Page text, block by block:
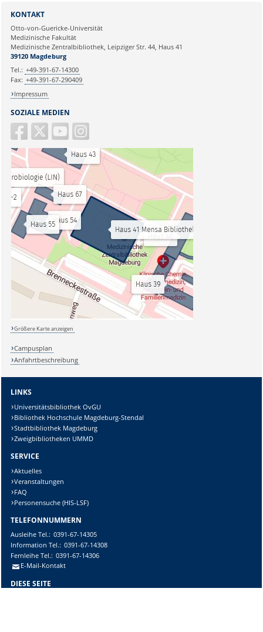
SOZIALE MEDIEN
KONTAKT
Otto-von-Guericke-Universität
Medizinische Fakultät
Medizinische Zentralbibliothek, Leipziger Str. 44, Haus 41
39120 Magdeburg
Tel.: +49-391-67-14300
Fax: +49-391-67-290409
Impressum
Größere Karte anzeigen
Campusplan
Anfahrtbeschreibung
LINKS
Universitätsbibliothek OvGU
Bibliothek Hochschule Magdeburg-Stendal
Stadtbibliothek Magdeburg
Zweigbibliotheken UMMD
SERVICE
Aktuelles
Veranstaltungen
FAQ
Personensuche (HIS-LSF)
TELEFONNUMMERN
AusleiheTel.: 0391-67-14305
Information Tel.: 0391-67-14308
FernleiheTel.: 0391-67-14306
E-Mail-Kontakt
DIESE SEITE